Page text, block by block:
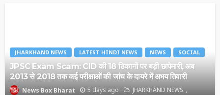
JHARKHAND NEWS LATEST HINDI NEWS NEWS SOCIAL
JPSC Exam Scam: CID की 18 ठिकानों पर बड़ी छापेमारी, अब
2013 से 2018 तक कई परीक्षाओं की जांच के दायरे में अभय तिवारी
News Box Bharat 5 days ago
JHARKHAND NEWS